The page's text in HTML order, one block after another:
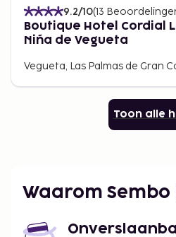
9.2/10(13
Boutique Hotel Cordial
Niña de Vegueta
Vegueta, Las Palmas de Gran
Toon alle
Waarom Sembo